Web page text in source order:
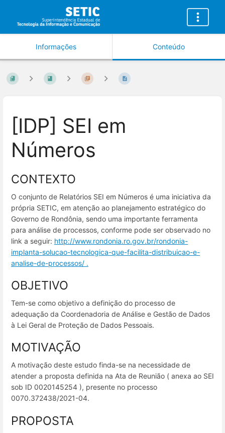
Informações Conteúdo
[IDP] SEI em
Números
CONTEXTO
O conjunto de Relatórios SEI em Números é uma iniciativa da
própria SETIC, em atenção ao planejamento estratégico do
Governo de Rondônia, sendo uma importante ferramenta
para análise de processos, conforme pode ser observado no
link a seguir: http://www.rondonia.ro.gov.br/rondonia-
implanta-solucao-tecnologica-que-facilita-distribuicao-e-
analise-de-processos/ .
OBJETIVO
Tem-se como objetivo a definição do processo de
adequação da Coordenadoria de Análise e Gestão de Dados
à Lei Geral de Proteção de Dados Pessoais.
MOTIVAÇÃO
A motivação deste estudo finda-se na necessidade de
atender a proposta definida na Ata de Reunião ( anexa ao SEI
sob ID 0020145254 ), presente no processo
0070.372438/2021-04.
PROPOSTA